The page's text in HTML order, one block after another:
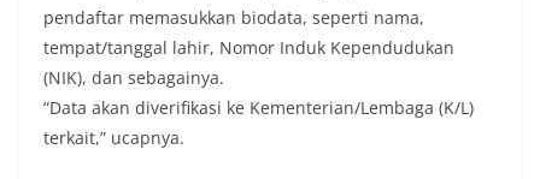
pendaftar memasukkan biodata, seperti nama,
tempat/tanggal lahir, Nomor Induk Kependudukan
(NIK), dan sebagainya.
“Data akan diverifikasi ke Kementerian/Lembaga (K/L)
terkait,” ucapnya.